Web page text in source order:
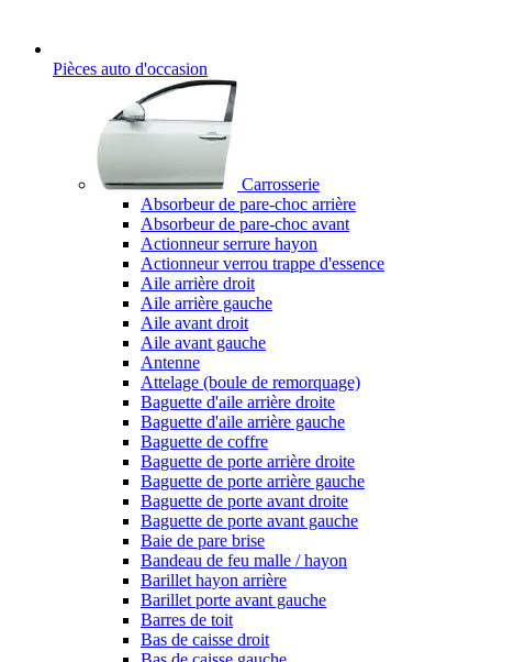
Pièces auto d'occasion
Carrosserie
Absorbeur de pare-choc arrière
Absorbeur de pare-choc avant
Actionneur serrure hayon
Actionneur verrou trappe d'essence
Aile arrière droit
Aile arrière gauche
Aile avant droit
Aile avant gauche
Antenne
Attelage (boule de remorquage)
Baguette d'aile arrière droite
Baguette d'aile arrière gauche
Baguette de coffre
Baguette de porte arrière droite
Baguette de porte arrière gauche
Baguette de porte avant droite
Baguette de porte avant gauche
Baie de pare brise
Bandeau de feu malle / hayon
Barillet hayon arrière
Barillet porte avant gauche
Barres de toit
Bas de caisse droit